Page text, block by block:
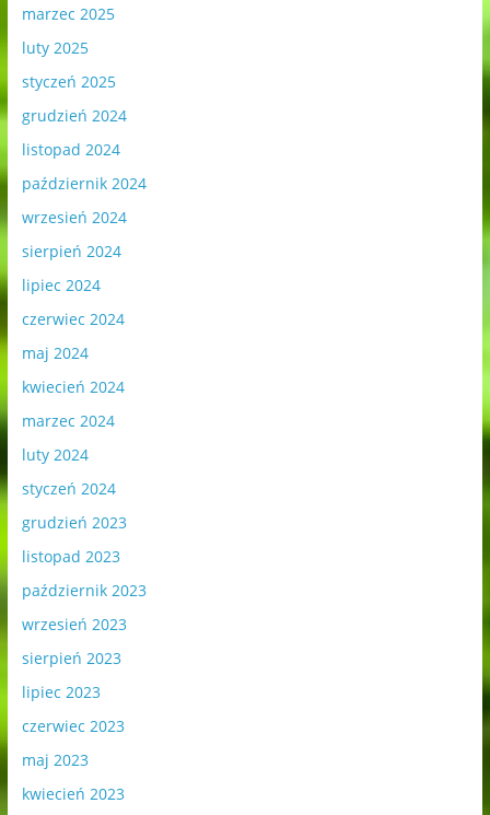
marzec 2025
luty 2025
styczeń 2025
grudzień 2024
listopad 2024
październik 2024
wrzesień 2024
sierpień 2024
lipiec 2024
czerwiec 2024
maj 2024
kwiecień 2024
marzec 2024
luty 2024
styczeń 2024
grudzień 2023
listopad 2023
październik 2023
wrzesień 2023
sierpień 2023
lipiec 2023
czerwiec 2023
maj 2023
kwiecień 2023